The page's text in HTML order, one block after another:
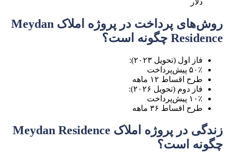
دلار
روش‌های پرداخت در پروژه املاک Meydan
Residence چگونه است؟
فاز اول (تحویل ۲۰۲۳):
۵۰٪ پیش‌پرداخت
طرح اقساط ۱۲ ماهه
فاز دوم (تحویل ۲۰۲۶):
۱۰٪ پیش‌پرداخت
طرح اقساط ۳۶ ماهه
زندگی در پروژه املاک Meydan Residence
چگونه است؟